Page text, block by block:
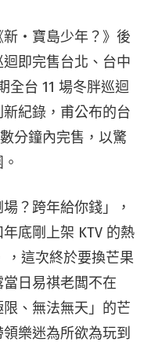
・寶島少年？》後
即完售台北、台中
全台 11 場冬胖巡迴
紀錄，甫公布的台
分鐘內完售，以驚
？跨年給你錢」，
底剛上架 KTV 的熱
，這次終於要換芒果
日易祺老闆不在
、無法無天」的芒
樂迷為所欲為玩到